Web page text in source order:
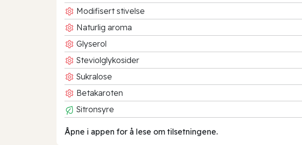
Modifisert stivelse
Naturlig aroma
Glyserol
Steviolglykosider
Sukralose
Betakaroten
Sitronsyre
Åpne i appen for å lese om tilsetningene.